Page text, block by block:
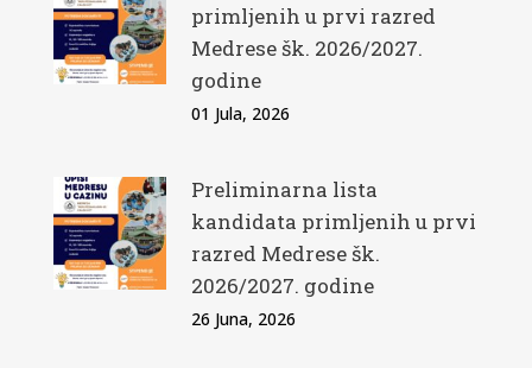
primljenih u prvi razred
Medrese šk. 2026/2027.
godine
01 Jula, 2026
Preliminarna lista
kandidata primljenih u prvi
razred Medrese šk.
2026/2027. godine
26 Juna, 2026